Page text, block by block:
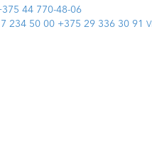
44 770-48-06
234 50 00 +375 29 336 30 91